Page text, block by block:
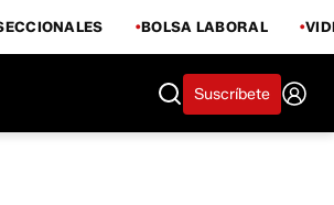
BOLSA LABORAL
Suscríbete